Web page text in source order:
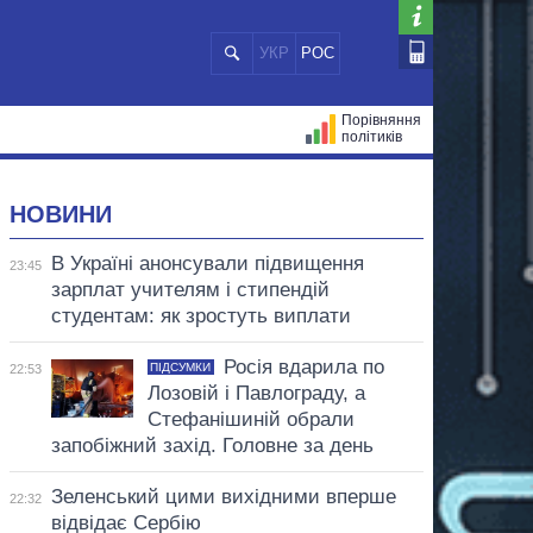
УКР РОС
Порівняння
політиків
НОВИНИ
23:45
В Україні анонсували підвищення
зарплат учителям і стипендій
студентам: як зростуть виплати
22:53 ПІДСУМКИ
Росія вдарила по
Лозовій і Павлограду, а
Стефанішиній обрали
запобіжний захід. Головне за день
22:32
Зеленський цими вихідними вперше
відвідає Сербію